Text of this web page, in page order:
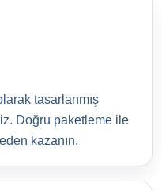
tasarlanmış
Doğru paketleme ile
kazanın.